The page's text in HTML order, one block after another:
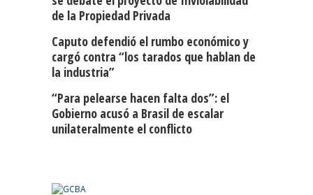
de la Propiedad Privada
Caputo defendió el rumbo económico y
cargó contra “los tarados que hablan de
la industria”
“Para pelearse hacen falta dos”: el
Gobierno acusó a Brasil de escalar
unilateralmente el conflicto